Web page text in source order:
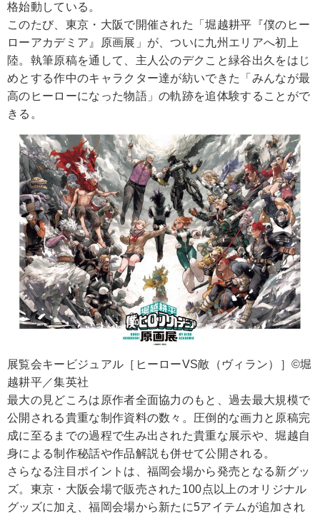
格始動している。
このたび、東京・大阪で開催された「堀越耕平『僕のヒー
ローアカデミア』原画展」が、ついに九州エリアへ初上
陸。執筆原稿を通して、主人公のデクこと緑谷出久をはじ
めとする作中のキャラクター達が紡いできた「みんなが最
高のヒーローになった物語」の軌跡を追体験することがで
きる。
展覧会キービジュアル​［ヒーローVS敵（ヴィラン）］©堀
越耕平／集英社
最大の見どころは原作者全面協力のもと、過去最大規模で
公開される貴重な制作資料の数々。圧倒的な画力と原稿完
成に至るまでの過程で生み出された貴重な展示や、堀越自
身による制作秘話や作品解説も併せて公開される。
さらなる注目ポイントは、福岡会場から発売となる新グッ
ズ。東京・大阪会場で販売された100点以上のオリジナル
グッズに加え、福岡会場から新たに5アイテムが追加され